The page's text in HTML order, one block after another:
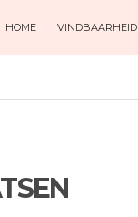
HOME VINDBAARHEID